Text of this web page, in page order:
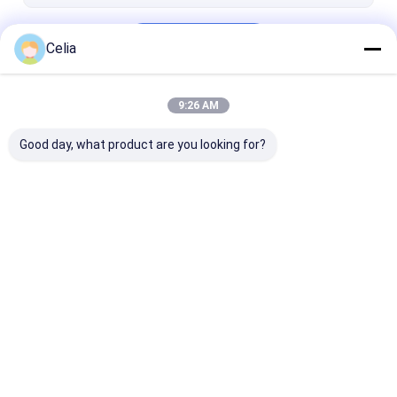
DOOSAN Ricambi
Celia
9:26 AM
Good day, what product are you looking for?